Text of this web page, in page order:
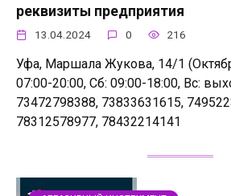
реквизиты предприятия
13.04.2024 0 216
Уфа, Маршала Жукова, 14/1
07:00-20:00, Сб: 09:00-18:00, Вс:
73472798388, 73833631615,
78312578977, 78432214141